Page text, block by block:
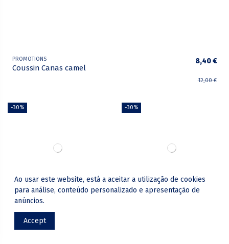
PROMOTIONS
Coussin Canas camel
8,40 €
12,00 €
-30%
PROMOTIONS
Coussin Canas
vert
-30%
Ao usar este website, está a aceitar a utilização de cookies
para análise, conteúdo personalizado e apresentação de
anúncios.
Accept